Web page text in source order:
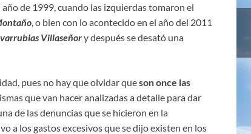
año de 1999, cuando las izquierdas tomaron el
, o bien con lo acontecido en el año del 2011
Villaseñory después se desató una
pues no hay que olvidar queson once las
que van hacer analizadas a detalle para dar
de las denuncias que se hicieron en la
a los gastos excesivos que se dijo existen en los